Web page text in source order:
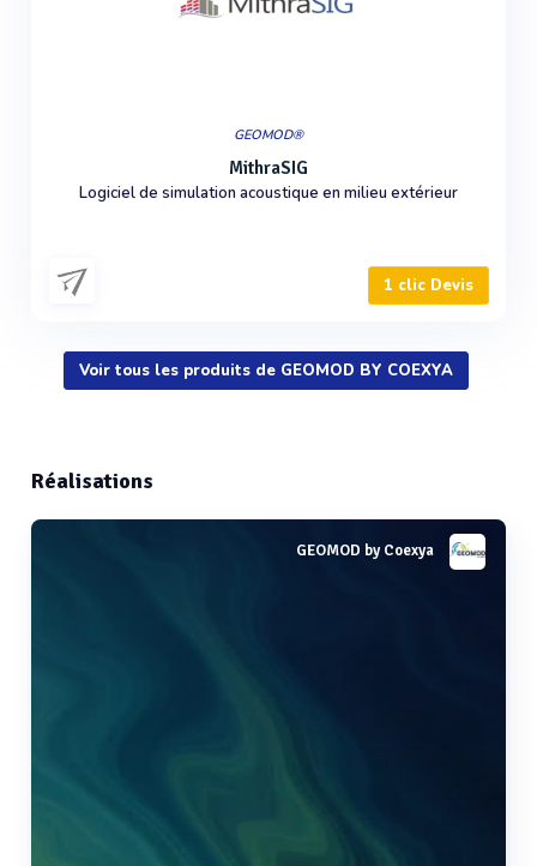
GEOMOD®
MithraSIG
Logiciel de simulation acoustique en milieu extérieur
1 clic Devis
Voir tous les produits de GEOMOD BY COEXYA
Réalisations
GEOMOD by Coexya